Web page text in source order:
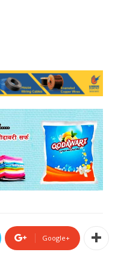
Google+